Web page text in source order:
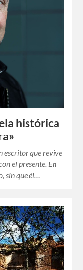
histórica
escritor que revive
el presente. En
sin que él…